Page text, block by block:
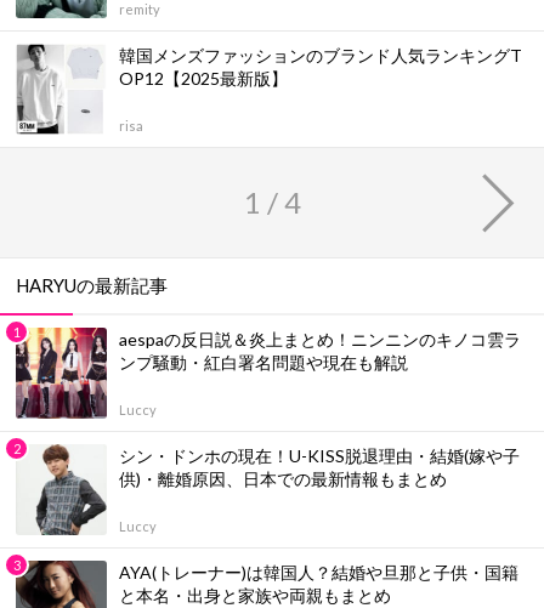
remity
韓国メンズファッションのブランド人気ランキングT
OP12【2025最新版】
risa
1 / 4
HARYUの最新記事
aespaの反日説＆炎上まとめ！ニンニンのキノコ雲ラ
ンプ騒動・紅白署名問題や現在も解説
Luccy
シン・ドンホの現在！U-KISS脱退理由・結婚(嫁や子
供)・離婚原因、日本での最新情報もまとめ
Luccy
AYA(トレーナー)は韓国人？結婚や旦那と子供・国籍
と本名・出身と家族や両親もまとめ